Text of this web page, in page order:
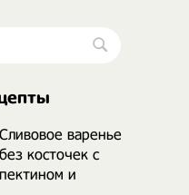
Сливовое варенье
без косточек с
пектином и